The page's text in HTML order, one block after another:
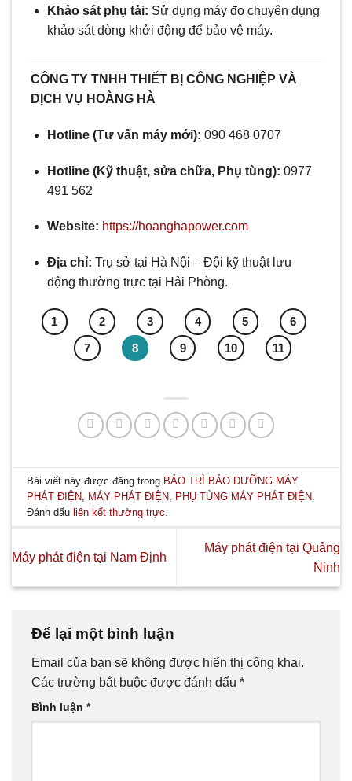
Khảo sát phụ tải: Sử dụng máy đo chuyên dụng
khảo sát dòng khởi động để bảo vệ máy.
CÔNG TY TNHH THIẾT BỊ CÔNG NGHIỆP VÀ
DỊCH VỤ HOÀNG HÀ
Hotline (Tư vấn máy mới): 090 468 0707
Hotline (Kỹ thuật, sửa chữa, Phụ tùng): 0977
491 562
Website: https://hoanghapower.com
Địa chỉ: Trụ sở tại Hà Nội – Đội kỹ thuật lưu
động thường trực tại Hải Phòng.
1 2 3 4 5
6
7
8 9 10 11
Bài viết này được đăng trong BẢO TRÌ BẢO DƯỠNG MÁY
PHÁT ĐIỆN
MÁY PHÁT ĐIỆN PHỤ TÙNG MÁY PHÁT ĐIỆN
Đánh dấu liên kết thường trực
Máy phát điện tại Nam Định
Máy phát điện tại Quảng
Ninh
Để lại một bình luận
Email của bạn sẽ không được hiển thị công khai.
Các trường bắt buộc được đánh dấu *
Bình luận *